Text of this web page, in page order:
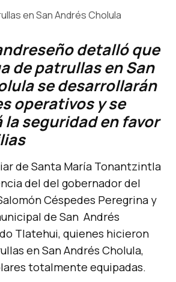
en San Andrés Cholula
detalló que
de patrullas en San
se desarrollarán
operativos y se
seguridad en favor
de Santa María Tonantzintla
del del gobernador del
Céspedes Peregrina y
de San Andrés
Tlatehui, quienes hicieron
en San Andrés Cholula,
totalmente equipadas.